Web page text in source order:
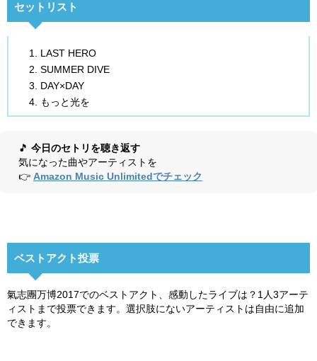
セットリスト
LAST HERO
SUMMER DIVE
DAY×DAY
もっと光を
🎵 今日のセトリを聴き返す
気になった曲やアーティストを
👉 Amazon Music Unlimitedでチェック
ベストアクト投票
氣志團万博2017でのベストアクト、感動したライブは？1人3アーテ
ィストまで投票できます。選択肢にないアーティストは自由に追加
できます。